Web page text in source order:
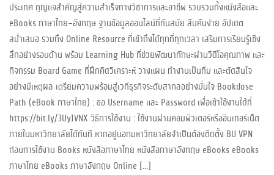
ประเทศ กุญแจสำคัญสู่ความสำเร็จทางวิชาการและอาชีพ รวบรวมทั้งหนังสือและ
eBooks ภาษาไทย–อังกฤษ ฐานข้อมูลออนไลน์ที่ทันสมัย สืบค้นง่าย อัปเดต
สม่ำเสมอ รวมถึง Online Resource ที่เข้าถึงได้ทุกที่ทุกเวลา เสริมการเรียนรู้เชิง
ลึกอย่างรอบด้าน พร้อม Learning Hub ที่ช่วยพัฒนาทักษะผ่านวิดีโอคุณภาพ และ
กิจกรรม Board Game ที่ฝึกคิดวิเคราะห์ วางแผน ทำงานเป็นทีม และตัดสินใจ
อย่างมีเหตุผล เตรียมความพร้อมสู่เวทีธุรกิจระดับสากลอย่างมั่นใจ Bookdose
Path (eBook ภาษาไทย) : ขอ Username และ Password เพื่อเข้าใช้งานได้ที่
https://bit.ly/3UyIVNX วิธีการใช้งาน : ใช้งานผ่านคอมพิวเตอร์หรืออินเทอร์เน็ต
ภายในมหาวิทยาลัยได้ทันที หากอยู่นอกมหาวิทยาลัยจำเป็นต้องติดตั้ง BU VPN
ก่อนการใช้งาน Books หนังสือภาษาไทย หนังสือภาษาอังกฤษ eBooks eBooks
ภาษาไทย eBooks ภาษาอังกฤษ Online [...]